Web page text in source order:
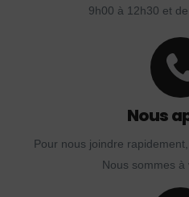
9h00 à 12h30 et
Nous
Pour nous joindre
Nous sommes à